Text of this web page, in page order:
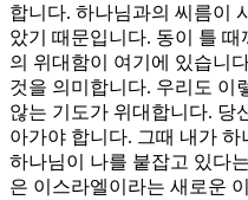
합니다. 하나님과의 씨름이
았기 때문입니다. 동이 틀
의 위대함이 여기에 있습니
것을 의미합니다. 우리도 이
않는 기도가 위대합니다. 당
아가야 합니다. 그때 내가
하나님이 나를 붙잡고 있다
은 이스라엘이라는 새로운